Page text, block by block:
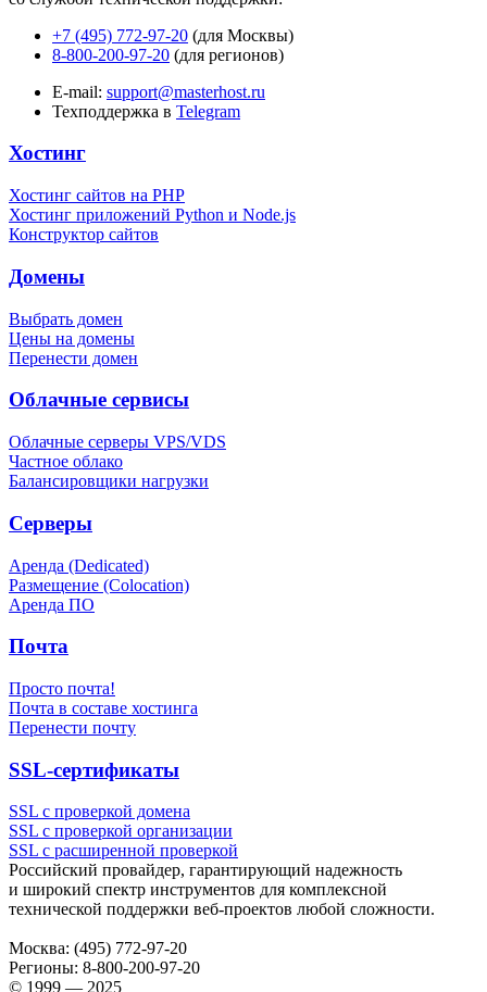
+7 (495) 772-97-20 (для Москвы)
8-800-200-97-20 (для регионов)
E-mail: support@masterhost.ru
Техподдержка в Telegram
Хостинг
Хостинг сайтов на PHP
Хостинг приложений Python и Node.js
Конструктор сайтов
Домены
Выбрать домен
Цены на домены
Перенести домен
Облачные сервисы
Облачные серверы VPS/VDS
Частное облако
Балансировщики нагрузки
Серверы
Аренда (Dedicated)
Размещение (Colocation)
Аренда ПО
Почта
Просто почта!
Почта в составе хостинга
Перенести почту
SSL-сертификаты
SSL с проверкой домена
SSL с проверкой организации
SSL с расширенной проверкой
Российский провайдер, гарантирующий надежность
и широкий спектр инструментов для комплексной
технической поддержки веб-проектов любой сложности.
Москва: (495) 772-97-20
Регионы: 8-800-200-97-20
© 1999 — 2025